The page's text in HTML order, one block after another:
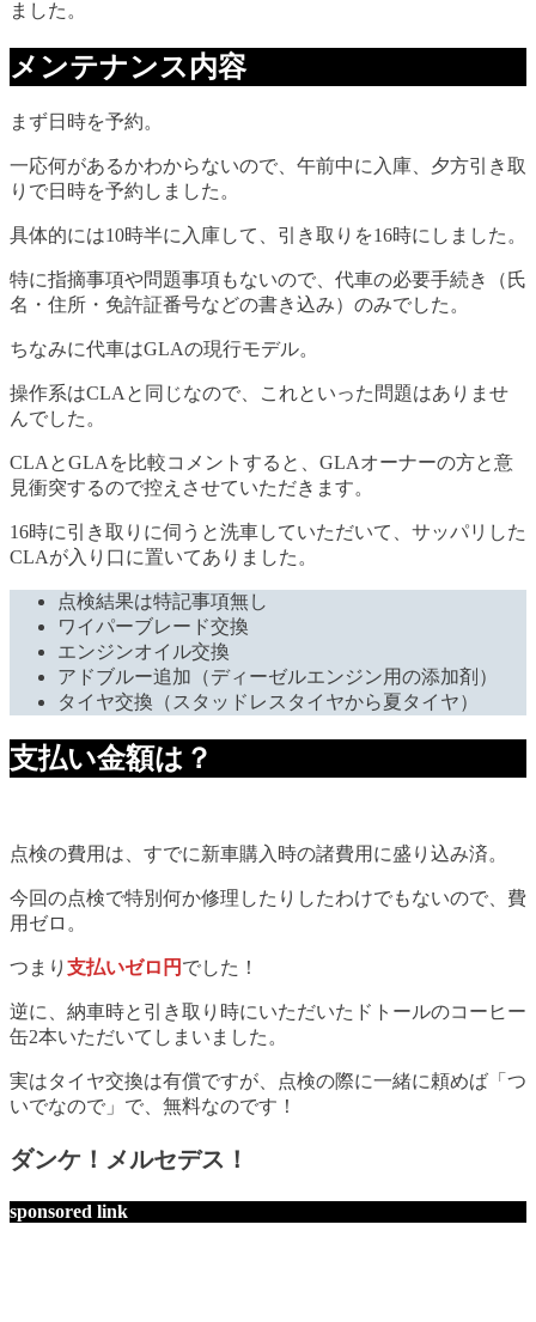
ました。
メンテナンス内容
まず日時を予約。
一応何があるかわからないので、午前中に入庫、夕方引き取
りで日時を予約しました。
具体的には10時半に入庫して、引き取りを16時にしました。
特に指摘事項や問題事項もないので、代車の必要手続き（氏
名・住所・免許証番号などの書き込み）のみでした。
ちなみに代車はGLAの現行モデル。
操作系はCLAと同じなので、これといった問題はありませ
んでした。
CLAとGLAを比較コメントすると、GLAオーナーの方と意
見衝突するので控えさせていただきます。
16時に引き取りに伺うと洗車していただいて、サッパリした
CLAが入り口に置いてありました。
点検結果は特記事項無し
ワイパーブレード交換
エンジンオイル交換
アドブルー追加（ディーゼルエンジン用の添加剤）
タイヤ交換（スタッドレスタイヤから夏タイヤ）
支払い金額は？
点検の費用は、すでに新車購入時の諸費用に盛り込み済。
今回の点検で特別何か修理したりしたわけでもないので、費
用ゼロ。
つまり 支払いゼロ円 でした！
逆に、納車時と引き取り時にいただいたドトールのコーヒー
缶2本いただいてしまいました。
実はタイヤ交換は有償ですが、点検の際に一緒に頼めば「つ
いでなので」で、無料なのです！
ダンケ！メルセデス！
sponsored link